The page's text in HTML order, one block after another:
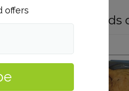
Têtes et pieds
offers